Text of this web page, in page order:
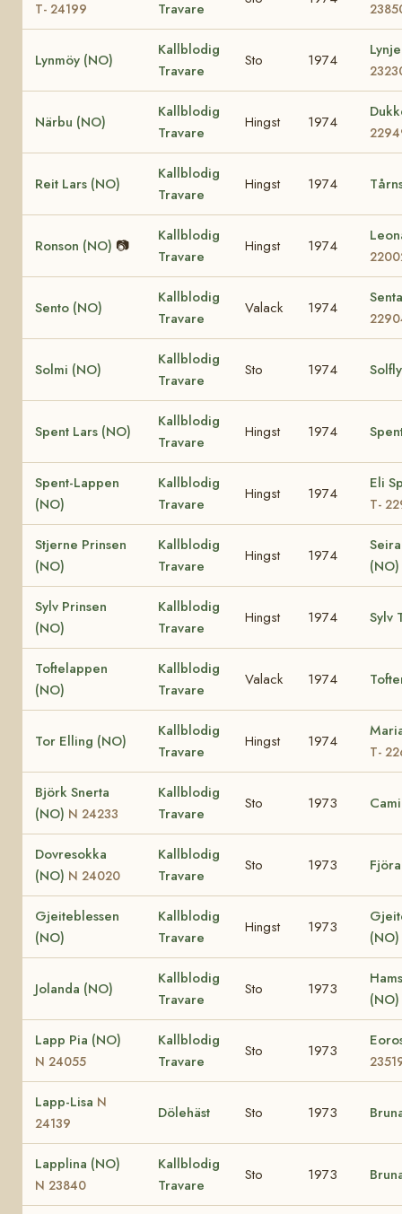
T- 24199 Travare
Lynmöy (NO)
Kallblodig
Travare
Sto 1974
Närbu (NO)
Kallblodig
Travare
Hingst 1974
Reit Lars (NO)
Kallblodig
Travare
Hingst 1974
Ronson (NO) 📷
Kallblodig
Travare
Hingst 1974
Sento (NO)
Kallblodig
Travare
Valack 1974
Solmi (NO)
Kallblodig
Travare
Sto 1974
Spent Lars (NO)
Kallblodig
Travare
Hingst 1974
Spent-Lappen
(NO)
Kallblodig
Travare
Hingst 1974
Eli
T-
Stjerne Prinsen
(NO)
Kallblodig
Travare
Hingst 1974
(NO)
Sylv Prinsen
(NO)
Kallblodig
Travare
Hingst 1974 Sylv
Toftelappen
(NO)
Kallblodig
Travare
Valack 1974
Tor Elling (NO)
Kallblodig
Travare
Hingst 1974
T-
Björk Snerta
(NO) N 24233
Kallblodig
Travare
Sto 1973
Dovresokka
(NO) N 24020
Kallblodig
Travare
Sto 1973
Gjeiteblessen
(NO)
Kallblodig
Travare
Hingst 1973
(NO)
Jolanda (NO)
Kallblodig
Travare
Sto 1973
(NO)
Lapp Pia (NO)
N 24055
Kallblodig
Travare
Sto 1973
Lapp-Lisa N
24139
Dölehäst Sto 1973
Lapplina (NO)
N 23840
Kallblodig
Travare
Sto 1973